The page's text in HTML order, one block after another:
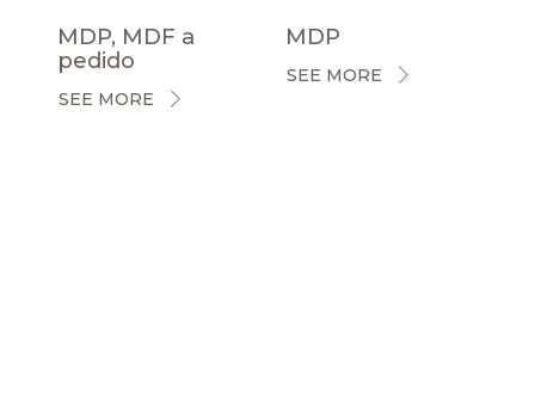
MDP, MDF a
pedido
SEE MORE
MDP
SEE MORE